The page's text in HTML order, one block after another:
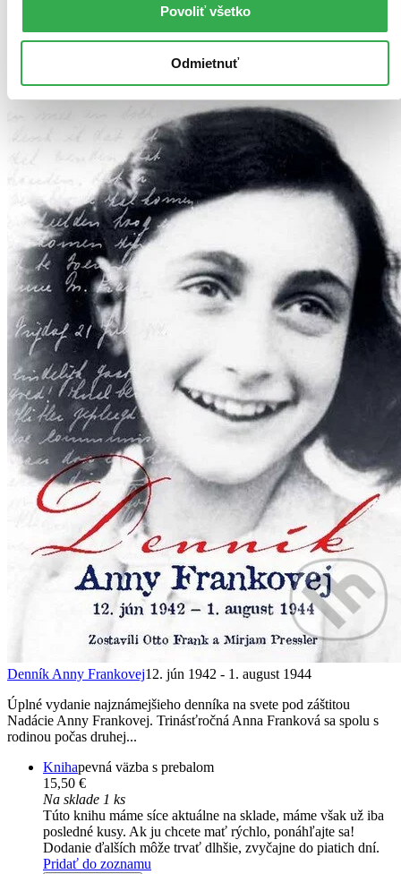
Povoliť všetko
Odmietnuť
Vydavateľstvo Slovart
Denník Anny Frankovej12. jún 1942 - 1. august 1944
Úplné vydanie najznámejšieho denníka na svete pod záštitou
Nadácie Anny Frankovej. Trinásťročná Anna Franková sa spolu s
rodinou počas druhej...
Knihapevná väzba s prebalom
15,50 €
Na sklade 1 ks
Túto knihu máme síce aktuálne na sklade, máme však už iba
posledné kusy. Ak ju chcete mať rýchlo, ponáhľajte sa!
Dodanie ďalších môže trvať dlhšie, zvyčajne do piatich dní.
Pridať do zoznamu